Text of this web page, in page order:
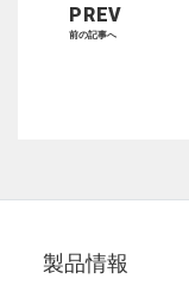
前の記事へ
PREV
製品情報